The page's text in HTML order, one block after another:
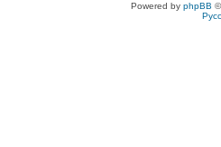
Powered by phpBB